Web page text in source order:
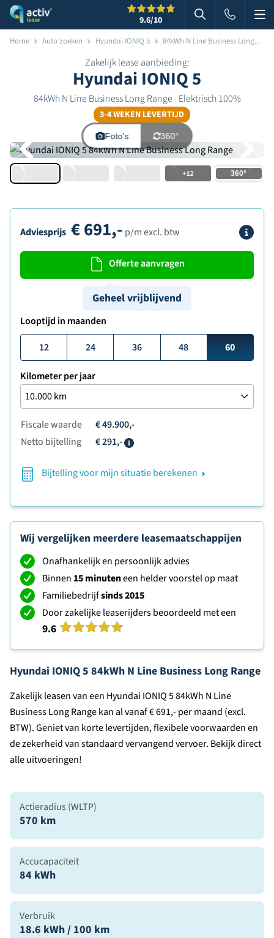
9.6/10 Zoeken in
Home Auto zoeken Hyundai IONIQ 5 84kWh N Line Business Long...
Zakelijk lease aanbieding:
Hyundai IONIQ 5
84kWh N Line Business Long Range Elektrisch 100%
3-4 WEKEN LEVERTIJD
Foto's 360°
+12
Adviesprijs €691,- p/m excl. btw
Offerte aanvragen
Geheel vrijblijvend
Looptijd in maanden
12
24 36 48 60
Kilometer per jaar
Fiscale waarde
€ 49.900,-
Netto bijtelling
€ 291,-
Bijtelling voor mijn situatie berekenen
Wij vergelijken meerdere leasemaatschappijen
Onafhankelijk en persoonlijk advies
Binnen 15 minuteneen helder voorstel op maat
Familiebedrijfsinds 2015
Door zakelijke leaserijders beoordeeld met een
9.6
Hyundai IONIQ 5 84kWh N Line Business Long Range
Zakelijk leasen van een Hyundai IONIQ 5 84kWh N Line
Business Long Range kan al vanaf € 691,- per maand (excl.
BTW). Geniet van korte levertijden, flexibele voorwaarden en
de zekerheid van standaard vervangend vervoer. Bekijk direct
alle uitvoeringen!
Actieradius (WLTP)
570 km
Accucapaciteit
84 kWh
Verbruik
18.6 kWh / 100 km